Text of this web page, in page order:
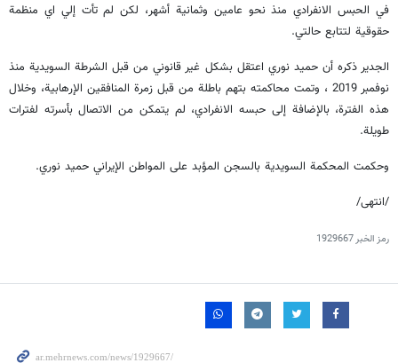
في الحبس الانفرادي منذ نحو عامين وثمانية أشهر، لكن لم تأت إلي اي منظمة
حقوقية لتتابع حالتي.
الجدير ذكره أن حميد نوري اعتقل بشكل غير قانوني من قبل الشرطة السويدية منذ
نوفمبر 2019 ، وتمت محاكمته بتهم باطلة من قبل زمرة المنافقين الإرهابية، وخلال
هذه الفترة، بالإضافة إلى حبسه الانفرادي، لم يتمكن من الاتصال بأسرته لفترات
طويلة.
وحكمت المحكمة السويدية بالسجن المؤبد على المواطن الإيراني حميد نوري.
/انتهى/
رمز الخبر1929667